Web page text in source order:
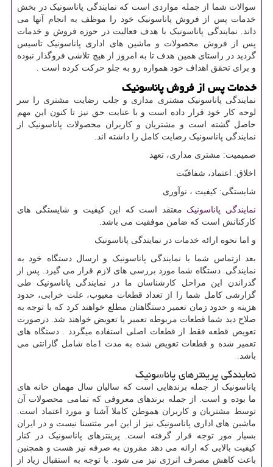
سوالات شما از جمله مواردی است که نمایندگی پاناسونیک در بخش
خدمات پس از فروش پاناسونیک خود را موظف به انجام آنها می
داند. نمایندگی پاناسونیک با هدف فعالیت در حوزه فروش و خدمات
پس از فروش محصولات و ماشین های اداری پاناسونیک تاسیس
گردید در راستای همین هدف تا به امروز از هیچ تلاشی فروگذار نبوده
و برای تحقق اهداف خود همواره رو به جلو حرکت کرده است .
خدمات پس از فروش پاناسونیک
نمایندگی پاناسونیک مشتری مداری و جلب رضایت مشتری را سر
لوحه کار خود قرار داده است و با عنایت حق نیز تا کنون این مهم
حاصل گشته است و مشتریان و کاربران محصولات پاناسونیک از
نمایندگی پاناسونیک رضایت کامل را داشته اند.
صمیمیت: مشتری مداری، تعهد
اخلاق: اعتماد، شفافیّت
شایستگی: کیفیت ، نوآوری
نمایندگی پاناسونیک معتقد است که این کیفیت و شایستگی های
کارکنانش است که ضامن موفقیت می باشد.
و اما نحوه ارائه خدمات در نمایندگی پاناسونیک
بعد ازتماس شما با نمایندگی پاناسونیک و ارسال دستگاه خود به
نمایندگی. دستگاه شما مورد بررسی های لازم قرار می گیرد. پس از
گذراندن این مراحل کارشناسان ما در نمایندگی پاناسونیک طی
گزارشی کامل شما را از تعداد قطعات معیوب، علت خرابی، حدود
هزینه و حدود زمان تعمیر دستگاهتان مطلع خواهند کرد که با توجه به
صلاح دید شما قطعات مربوطه تعمیر یا تعویض خواهند شد. درصورت
تعویض قطعه فقط از قطعات اصلی استفاده میگردد . دستگاه های
تعمیر شده و قطعات تعویض شده به مدت 1ماه شامل گارانتی می
باشد.
نمایندگی پرینترهای پاناسونیک
پاناسونیک از جمله برندهایی است که سالیان سال مهمان خانه های
ما بوده و است. از جمله برندهای معروفی که تمامی محصولات آن
توسط مشتریان و کاربران هموطن کاملا آشنا و مورد اعتماد است.
ماشین های اداری پاناسونیک نیز از این امر مثتسنا نیست و در ایران
بسیار مور توجه قرار گرفته است. پرینترهای پاناسونیک در کنار
کیفیت بالایی که ارائه می دهد مقرون به صرفه نیز هست و همچنین
باعث کاهش مصرف انرژی نیز می شود. با توجه به استقبال زیاد از